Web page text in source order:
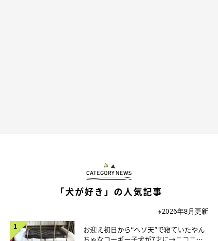
「犬が好き」の人気記事
※2026年8月更新
お迎え初日から“ヘソ天”で寝ていたやん